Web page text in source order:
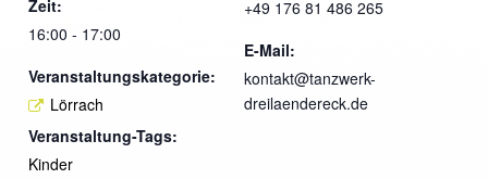
Zeit:
16:00 - 17:00
Veranstaltungskategorie:
Lörrach
Veranstaltung-Tags:
Kinder
+49 176 81 486 265
E-Mail:
kontakt@tanzwerk-
dreilaendereck.de